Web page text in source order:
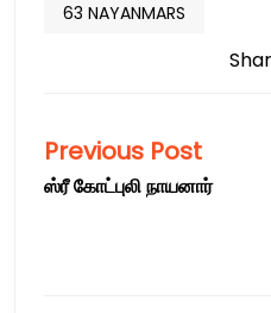
63 NAYANMARS
Previous Post
ஸ்ரீ கோட்புலி நாயனார்